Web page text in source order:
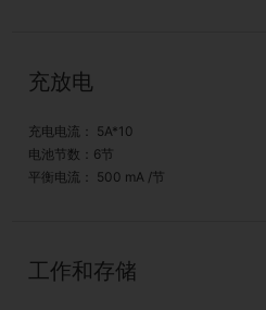
充放电
充电电流： 5A*10
电池节数：6节
平衡电流： 500 mA /节
工作和存储